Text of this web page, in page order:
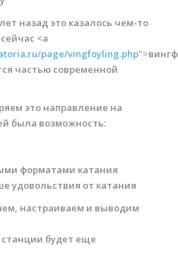
виндсерфинга
вингфойлинга
сап и вейкборд
скидок
Египет
назад это казалось чем-то
<a
page/vingfoyling.php">
частью современной
это направление на
была возможность:
форматами катания
удовольствия от катания
настраиваем и выводим
будет еще